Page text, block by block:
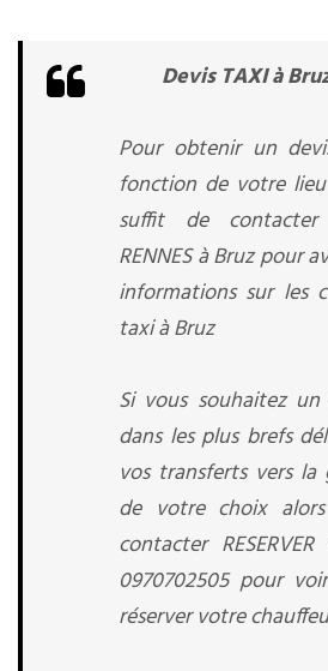
Devis TAXI à
Pour obtenir un
fonction de votre
suffit de contacter
RENNES à Bruz pour
informations sur les
taxi à Bruz
Si vous souhaitez
dans les plus brefs
vos transferts vers
de votre choix
contacter
0970702505 pour
réserver votre